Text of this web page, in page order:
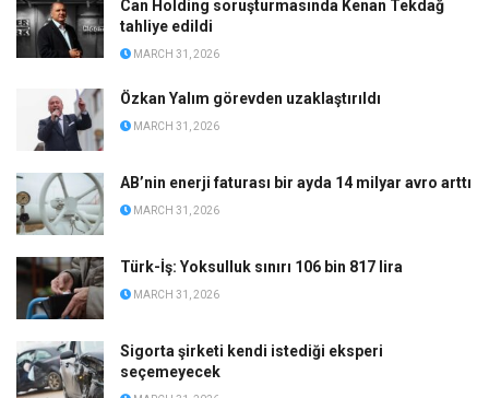
Can Holding soruşturmasında Kenan Tekdağ
tahliye edildi
MARCH 31, 2026
Özkan Yalım görevden uzaklaştırıldı
MARCH 31, 2026
AB’nin enerji faturası bir ayda 14 milyar avro arttı
MARCH 31, 2026
Türk-İş: Yoksulluk sınırı 106 bin 817 lira
MARCH 31, 2026
Sigorta şirketi kendi istediği eksperi
seçemeyecek